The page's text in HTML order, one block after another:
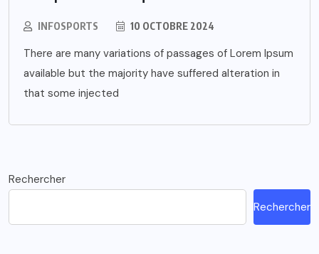
INFOSPORTS 10 OCTOBRE 2024
There are many variations of passages of Lorem Ipsum
available but the majority have suffered alteration in
that some injected
Rechercher
Rechercher